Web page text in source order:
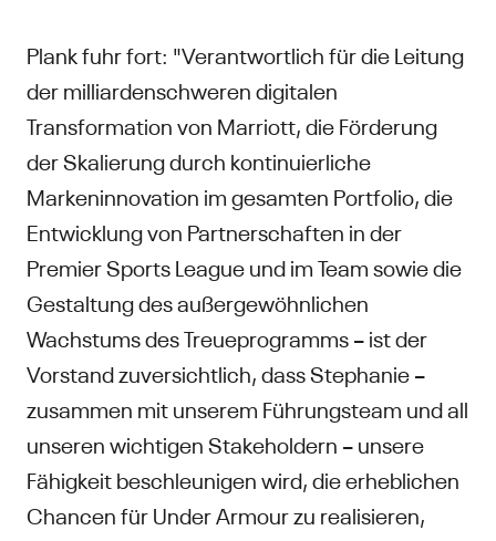
Plank fuhr fort: "Verantwortlich für die Leitung
der milliardenschweren digitalen
Transformation von Marriott, die Förderung
der Skalierung durch kontinuierliche
Markeninnovation im gesamten Portfolio, die
Entwicklung von Partnerschaften in der
Premier Sports League und im Team sowie die
Gestaltung des außergewöhnlichen
Wachstums des Treueprogramms – ist der
Vorstand zuversichtlich, dass Stephanie –
zusammen mit unserem Führungsteam und all
unseren wichtigen Stakeholdern – unsere
Fähigkeit beschleunigen wird, die erheblichen
Chancen für Under Armour zu realisieren,